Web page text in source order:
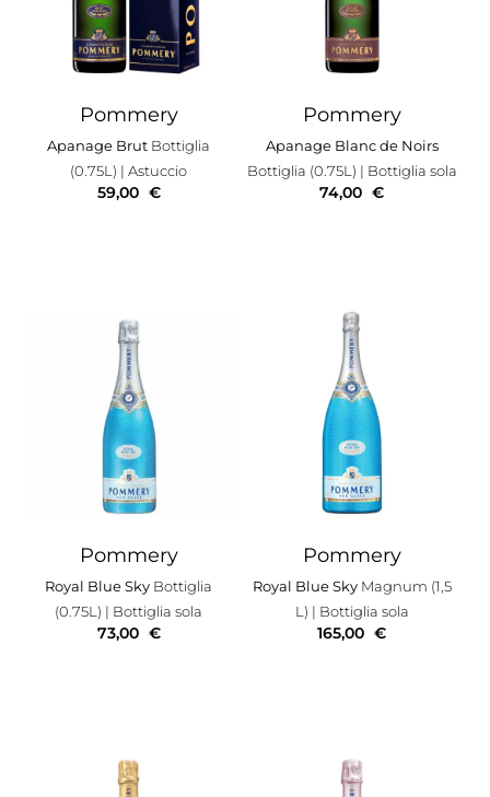
Pommery
Apanage Brut Bottiglia
(0.75L) | Astuccio
59,00 €
Pommery
Apanage Blanc de Noirs
Bottiglia (0.75L) | Bottiglia sola
74,00 €
Pommery
Royal Blue Sky Bottiglia
(0.75L) | Bottiglia sola
73,00 €
Pommery
Royal Blue Sky Magnum (1,5
L) | Bottiglia sola
165,00 €